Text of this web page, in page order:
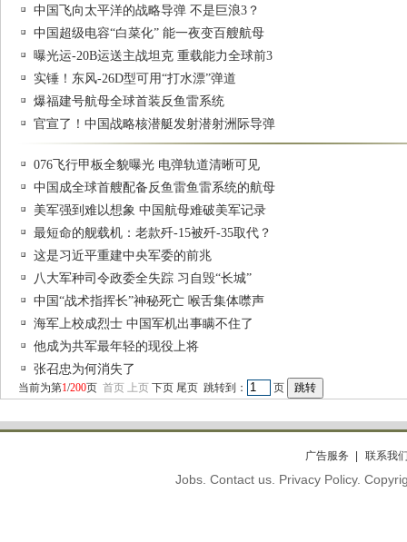
中国飞向太平洋的战略导弹 不是巨浪3？
中国超级电容“白菜化” 能一夜变百艘航母
曝光运-20B运送主战坦克 重载能力全球前3
实锤！东风-26D型可用“打水漂”弹道
爆福建号航母全球首装反鱼雷系统
官宣了！中国战略核潜艇发射潜射洲际导弹
076飞行甲板全貌曝光 电弹轨道清晰可见
中国成全球首艘配备反鱼雷鱼雷系统的航母
美军强到难以想象 中国航母难破美军记录
最短命的舰载机：老款歼-15被歼-35取代？
这是习近平重建中央军委的前兆
八大军种司令政委全失踪 习自毁“长城”
中国“战术指挥长”神秘死亡 喉舌集体噤声
海军上校成烈士 中国军机出事瞒不住了
他成为共军最年轻的现役上将
张召忠为何消失了
当前为第1/200页 首页 上页 下页 尾页 跳转到： 页
广告服务 联系我
Jobs. Contact us. Privacy Policy.